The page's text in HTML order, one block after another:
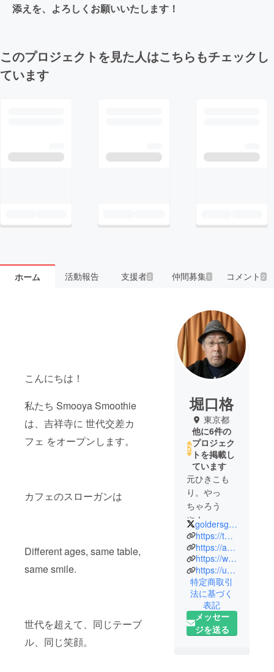
添えを、よろしくお願いいたします！
このプロジェクトを見た人はこちらもチェックし
ています
ホーム 活動報告 支援者 2 仲間募集 1 コメント 2
こんにちは！
私たち Smooya Smoothie
は、吉祥寺に 世代交差カ
フェ をオープンします。
カフェのスローガンは
Different ages, same table,
same smile.
世代を超えて、同じテーブ
ル、同じ笑顔。
堀口格
東京都
他に6件の
プロジェク
トを掲載し
ています
元ひきこも
り。やっ
ちゃろう
や！
少子高齢化
問題を考え
る社会起業
家です。
カフェのコ
ンセプト
は、世代交
差カフェで
goldersgreen225
https://twitter.com/lovepose3
https://ameblo.jp/ootemae0713/
https://www.instagram.com/hotarubukuro0713/
https://user.toriaez-hp.jp/1a4e7eac-87b9-43f6-8f40-6edf6d5b6683
特定商取引
法に基づく
表記
メッセー
ジを送る